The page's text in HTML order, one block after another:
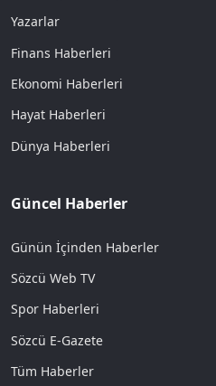
Yazarlar
Finans Haberleri
Ekonomi Haberleri
Hayat Haberleri
Dünya Haberleri
Güncel Haberler
Günün İçinden Haberler
Sözcü Web TV
Spor Haberleri
Sözcü E-Gazete
Tüm Haberler